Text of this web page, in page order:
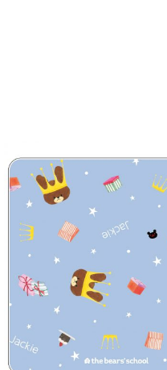
コンサート
テンツ(クイズ・
ズ！